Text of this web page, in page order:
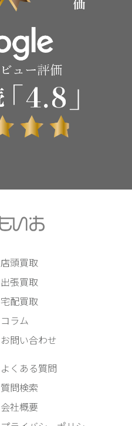
店頭買取
出張買取
宅配買取
コラム
お問い合わせ
よくある質問
質問検索
会社概要